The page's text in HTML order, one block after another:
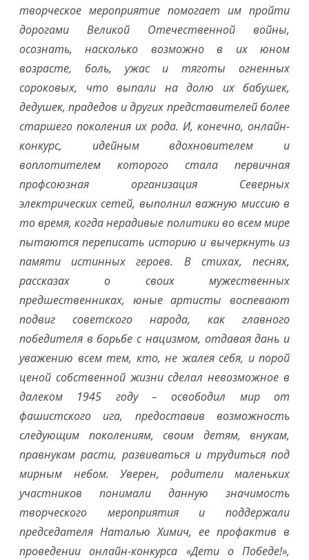
творческое мероприятие помогает им пройти
дорогами Великой Отечественной войны,
осознать, насколько возможно в их юном
возрасте, боль, ужас и тяготы огненных
сороковых, что выпали на долю их бабушек,
дедушек, прадедов и других представителей более
старшего поколения их рода. И, конечно, онлайн-
конкурс, идейным вдохновителем и
воплотителем которого стала первичная
профсоюзная организация Северных
электрических сетей, выполнил важную миссию в
то время, когда нерадивые политики во всем мире
пытаются переписать историю и вычеркнуть из
памяти истинных героев. В стихах, песнях,
рассказах о своих мужественных
предшественниках, юные артисты воспевают
подвиг советского народа, как главного
победителя в борьбе с нацизмом, отдавая дань и
уважению всем тем, кто, не жалея себя, и порой
ценой собственной жизни сделал невозможное в
далеком 1945 году – освободил мир от
фашистского ига, предоставив возможность
следующим поколениям, своим детям, внукам,
правнукам расти, развиваться и трудиться под
мирным небом. Уверен, родители маленьких
участников понимали данную значимость
творческого мероприятия и поддержали
председателя Наталью Химич, ее профактив в
проведении онлайн-конкурса «Дети о Победе!»,